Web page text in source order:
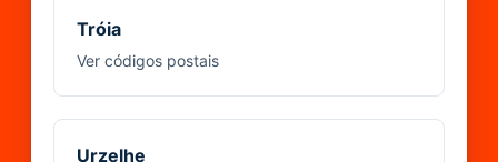
Tróia
Ver códigos postais
Urzelhe